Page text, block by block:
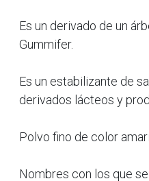
Es un derivado de un
Gummifer.
Es un estabilizante de
derivados lácteos y
Polvo fino de color
Nombres con los que